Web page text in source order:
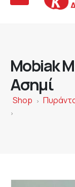
Mobiak
Ασημί
Shop >
>